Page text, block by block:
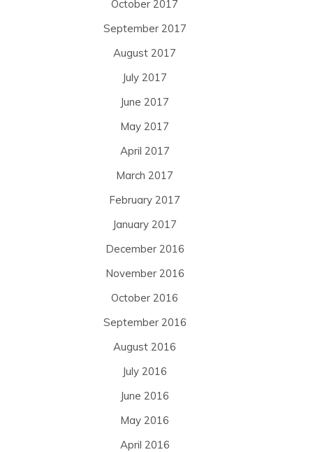
October 2017
September 2017
August 2017
July 2017
June 2017
May 2017
April 2017
March 2017
February 2017
January 2017
December 2016
November 2016
October 2016
September 2016
August 2016
July 2016
June 2016
May 2016
April 2016